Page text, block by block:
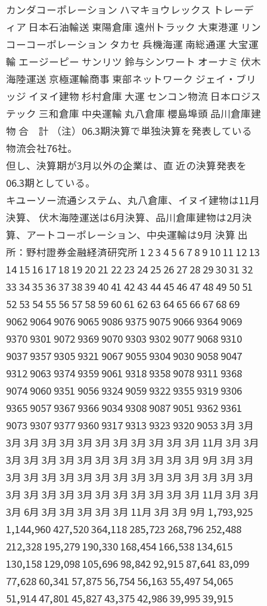
カンダコーポレーション ハマキョウレックス トレーデ
ィア 日本石油輸送 東陽倉庫 遠州トラック 大東港運 リン
コーコーポレーション タカセ 兵機海運 南総通運 大宝運
輸 エージーピー サンリツ 鈴与シンワート オーナミ 伏木
海陸運送 京極運輸商事 東部ネットワーク ジェイ・ブリ
ッジ イヌイ建物 杉村倉庫 大運 センコン物流 日本ロジス
テック 三和倉庫 中央運輸 丸八倉庫 櫻島埠頭 品川倉庫建
物 合 計 （注）06.3期決算で単独決算を発表している
物流会社76社。
但し、決算期が3月以外の企業は、直 近の決算発表を
06.3期としている。
キユーソー流通システム、丸八倉庫、イヌイ建物は11月
決算、 伏木海陸運送は6月決算、品川倉庫建物は2月決
算、アートコーポレーション、中央運輸は9月 決算 出
所：野村證券金融経済研究所 1 2 3 4 5 6 7 8 9 10 11 12 13
14 15 16 17 18 19 20 21 22 23 24 25 26 27 28 29 30 31 32
33 34 35 36 37 38 39 40 41 42 43 44 45 46 47 48 49 50 51
52 53 54 55 56 57 58 59 60 61 62 63 64 65 66 67 68 69
9062 9064 9076 9065 9086 9375 9075 9066 9364 9069
9370 9301 9072 9369 9070 9303 9302 9077 9068 9310
9037 9357 9305 9321 9067 9055 9304 9030 9058 9047
9312 9063 9374 9359 9061 9318 9358 9078 9311 9368
9074 9060 9351 9056 9324 9059 9322 9355 9319 9306
9365 9057 9367 9366 9034 9308 9087 9051 9362 9361
9073 9307 9377 9360 9317 9313 9323 9320 9053 3月 3月
3月 3月 3月 3月 3月 3月 3月 3月 3月 3月 3月 11月 3月 3月
3月 3月 3月 3月 3月 3月 3月 3月 3月 3月 3月 9月 3月 3月
3月 3月 3月 3月 3月 3月 3月 3月 3月 3月 3月 3月 3月 3月
3月 3月 3月 3月 3月 3月 3月 3月 3月 3月 3月 11月 3月 3月
3月 6月 3月 3月 3月 3月 3月 11月 3月 3月 9月 1,793,925
1,144,960 427,520 364,118 285,723 268,796 252,488
212,328 195,279 190,330 168,454 166,538 134,615
130,158 129,098 105,696 98,842 92,915 87,641 83,099
77,628 60,341 57,875 56,754 56,163 55,497 54,065
51,914 47,801 45,827 43,375 42,986 39,995 39,915